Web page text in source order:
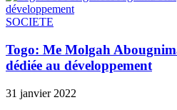
SOCIETE
Togo: Me Molgah
dédiée au développement
31 janvier 2022